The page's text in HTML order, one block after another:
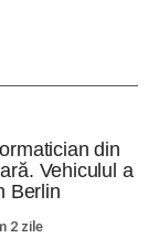
din
Vehiculul a
Berlin
2 zile